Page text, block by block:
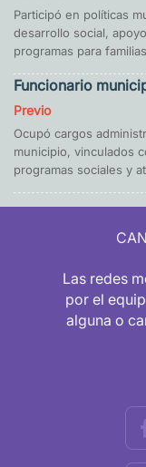
Participó en políticas
desarrollo social,
programas para
Funcionario
Previo
Ocupó cargos
municipio, vinculados
programas sociales y
Las redes
por el
alguna o